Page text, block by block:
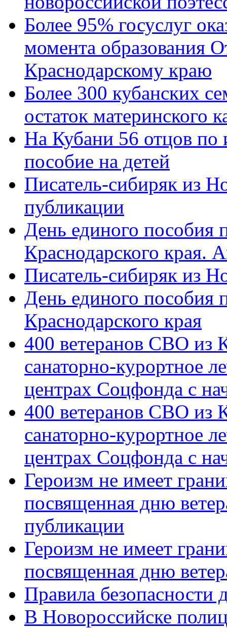
Более 95% госуслуг
момента образования
Краснодарскому краю
Более 300 кубанских
остаток материнского
На Кубани 56 отцов по
пособие на детей
Писатель-сибиряк из
публикации
День единого пособия
Краснодарского края.
Писатель-сибиряк из
День единого пособия
Краснодарского края
400 ветеранов СВО из
санаторно-курортное
центрах Соцфонда с
400 ветеранов СВО из
санаторно-курортное
центрах Соцфонда с
Героизм не имеет
посвященная дню
публикации
Героизм не имеет
посвященная дню
Правила безопасности
В Новороссийске